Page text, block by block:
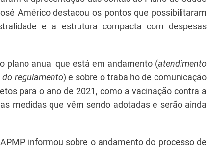
Américo destacou os pontos que possibilitaram
e a estrutura compacta com despesas
plano anual que está em andamento (atendimento
regulamento) e sobre o trabalho de comunicação
para o ano de 2021, como a vacinação contra a
medidas que vêm sendo adotadas e serão ainda
informou sobre o andamento do processo de